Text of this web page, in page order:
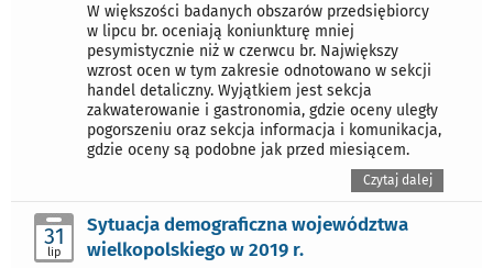
W większości badanych obszarów przedsiębiorcy
w lipcu br. oceniają koniunkturę mniej
pesymistycznie niż w czerwcu br. Największy
wzrost ocen w tym zakresie odnotowano w sekcji
handel detaliczny. Wyjątkiem jest sekcja
zakwaterowanie i gastronomia, gdzie oceny uległy
pogorszeniu oraz sekcja informacja i komunikacja,
gdzie oceny są podobne jak przed miesiącem.
Czytaj dalej
31
lip
Sytuacja demograficzna województwa
wielkopolskiego w 2019 r.